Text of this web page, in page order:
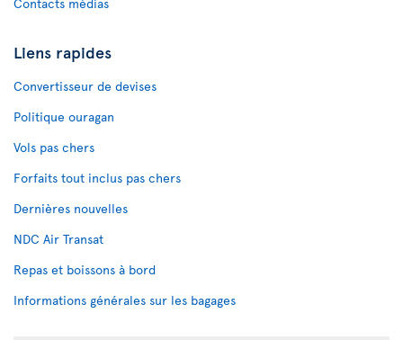
Liens rapides
Convertisseur de devises
Politique ouragan
Vols pas chers
Forfaits tout inclus pas chers
Dernières nouvelles
NDC Air Transat
Repas et boissons à bord
Informations générales sur les bagages